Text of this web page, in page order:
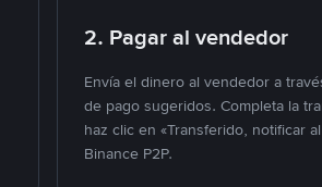
2. Pagar al vendedor
Envía el dinero al vendedor a
de pago sugeridos. Completa la
haz clic en «Transferido, notificar
Binance P2P.